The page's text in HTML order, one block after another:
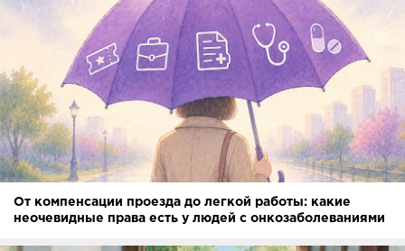
От компенсации проезда до легкой работы: какие
неочевидные права есть у людей с онкозаболеваниями